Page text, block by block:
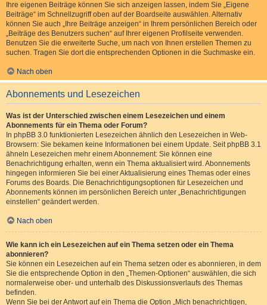
Ihre eigenen Beiträge können Sie sich anzeigen lassen, indem Sie „Eigene
Beiträge“ im Schnellzugriff oben auf der Boardseite auswählen. Alternativ
können Sie auch „Ihre Beiträge anzeigen“ in Ihrem persönlichen Bereich oder
„Beiträge des Benutzers suchen“ auf Ihrer eigenen Profilseite verwenden.
Benutzen Sie die erweiterte Suche, um nach von Ihnen erstellen Themen zu
suchen. Tragen Sie dort die entsprechenden Optionen in die Suchmaske ein.
Nach oben
Abonnements und Lesezeichen
Was ist der Unterschied zwischen einem Lesezeichen und einem
Abonnements für ein Thema oder Forum?
In phpBB 3.0 funktionierten Lesezeichen ähnlich den Lesezeichen in Web-
Browsern: Sie bekamen keine Informationen bei einem Update. Seit phpBB 3.1
ähneln Lesezeichen mehr einem Abonnement: Sie können eine
Benachrichtigung erhalten, wenn ein Thema aktualisiert wird. Abonnements
hingegen informieren Sie bei einer Aktualisierung eines Themas oder eines
Forums des Boards. Die Benachrichtigungsoptionen für Lesezeichen und
Abonnements können im persönlichen Bereich unter „Benachrichtigungen
einstellen“ geändert werden.
Nach oben
Wie kann ich ein Lesezeichen auf ein Thema setzen oder ein Thema
abonnieren?
Sie können ein Lesezeichen auf ein Thema setzen oder es abonnieren, in dem
Sie die entsprechende Option in den „Themen-Optionen“ auswählen, die sich
normalerweise ober- und unterhalb des Diskussionsverlaufs des Themas
befinden.
Wenn Sie bei der Antwort auf ein Thema die Option „Mich benachrichtigen,